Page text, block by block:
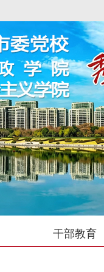
干部教育